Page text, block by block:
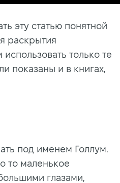
эту статью понятной
раскрытия
только те
показаны и в книгах,
под именем Голлум.
то маленькое
глазами,